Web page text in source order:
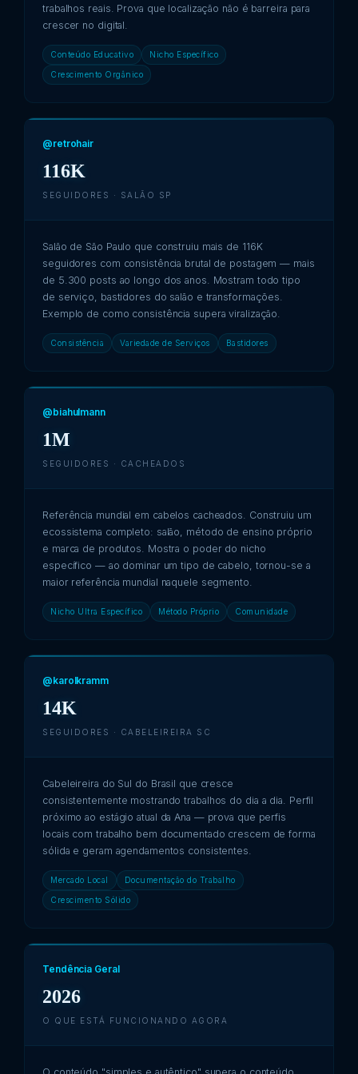
trabalhos reais. Prova que localização não é barreira para
crescer no digital.
Conteúdo Educativo Nicho Específico
Crescimento Orgânico
@retrohair
116K
SEGUIDORES · SALÃO SP
Salão de São Paulo que construiu mais de 116K
seguidores com consistência brutal de postagem — mais
de 5.300 posts ao longo dos anos. Mostram todo tipo
de serviço, bastidores do salão e transformações.
Exemplo de como consistência supera viralização.
Consistência Variedade de Serviços Bastidores
@biahulmann
1M
SEGUIDORES · CACHEADOS
Referência mundial em cabelos cacheados. Construiu um
ecossistema completo: salão, método de ensino próprio
e marca de produtos. Mostra o poder do nicho
específico — ao dominar um tipo de cabelo, tornou-se a
maior referência mundial naquele segmento.
Nicho Ultra Específico Método Próprio Comunidade
@karolkramm
14K
SEGUIDORES · CABELEIREIRA SC
Cabeleireira do Sul do Brasil que cresce
consistentemente mostrando trabalhos do dia a dia. Perfil
próximo ao estágio atual da Ana — prova que perfis
locais com trabalho bem documentado crescem de forma
sólida e geram agendamentos consistentes.
Mercado Local Documentação do Trabalho
Crescimento Sólido
Tendência Geral
2026
O QUE ESTÁ FUNCIONANDO AGORA